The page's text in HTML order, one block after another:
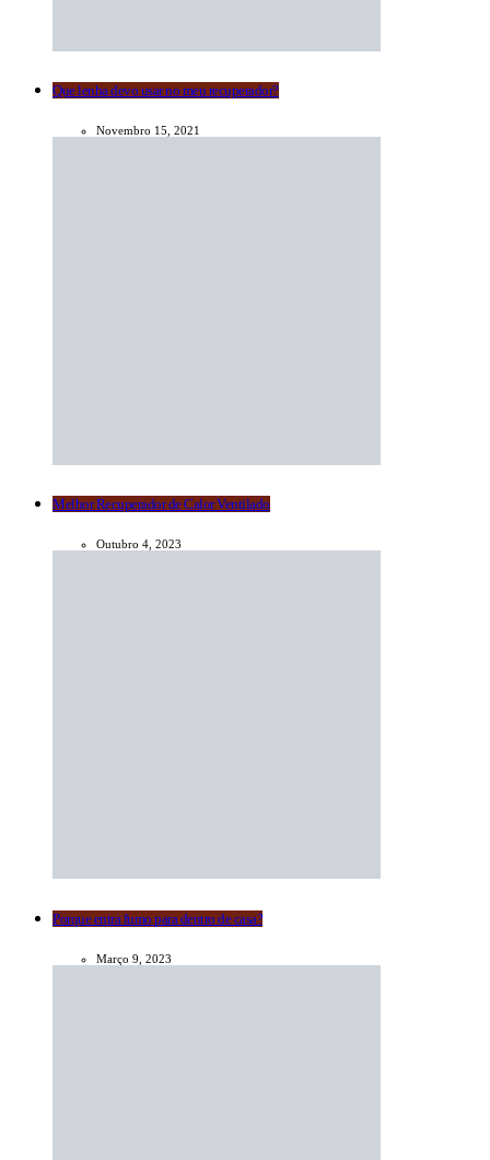
Que lenha devo usar no meu recuperador?
Novembro 15, 2021
Melhor Recuperador de Calor Ventilado
Outubro 4, 2023
Porque entra fumo para dentro de casa?
Março 9, 2023